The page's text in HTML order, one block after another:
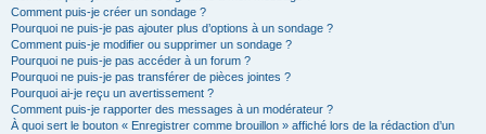
Comment puis-je créer un sondage ?
Pourquoi ne puis-je pas ajouter plus d’options à un sondage ?
Comment puis-je modifier ou supprimer un sondage ?
Pourquoi ne puis-je pas accéder à un forum ?
Pourquoi ne puis-je pas transférer de pièces jointes ?
Pourquoi ai-je reçu un avertissement ?
Comment puis-je rapporter des messages à un modérateur ?
À quoi sert le bouton « Enregistrer comme brouillon » affiché lors de la rédaction d’un